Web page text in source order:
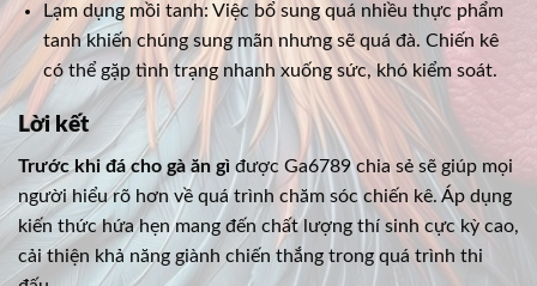
Lạm dụng mồi tanh: Việc bổ sung quá nhiều thực phẩm
tanh khiến chúng sung mãn nhưng sẽ quá đà. Chiến kê
có thể gặp tình trạng nhanh xuống sức, khó kiểm soát.
Lời kết
Trước khi đá cho gà ăn gì được Ga6789 chia sẻ sẽ giúp mọi
người hiểu rõ hơn về quá trình chăm sóc chiến kê. Áp dụng
kiến thức hứa hẹn mang đến chất lượng thí sinh cực kỳ cao,
cải thiện khả năng giành chiến thắng trong quá trình thi